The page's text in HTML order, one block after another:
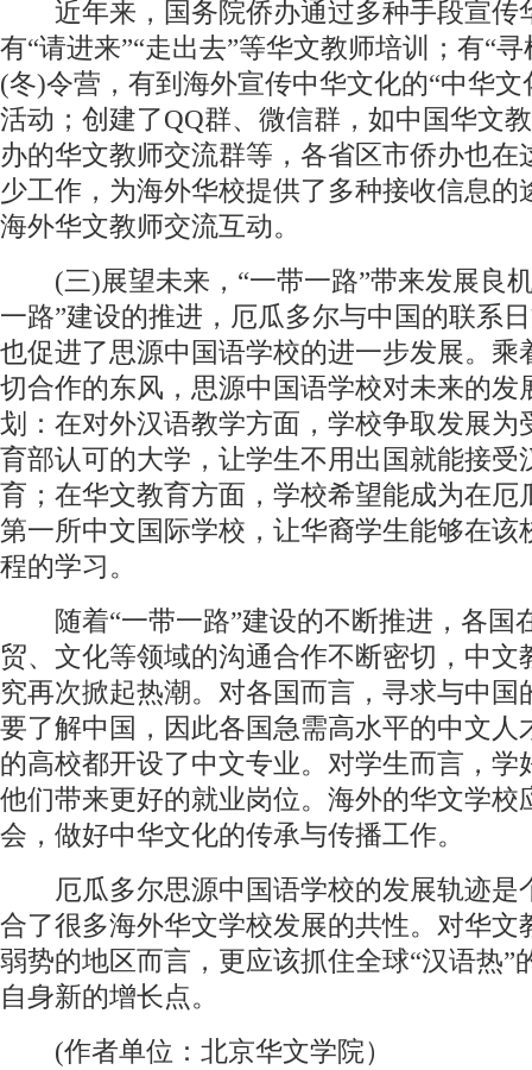
近年来，国务院侨办通过多种手段宣传
有“请进来”“走出去”等华文教师培训；有“
(冬)令营，有到海外宣传中华文化的“中华文
活动；创建了QQ群、微信群，如中国华文
办的华文教师交流群等，各省区市侨办也在
少工作，为海外华校提供了多种接收信息的
海外华文教师交流互动。
(三)展望未来，“一带一路”带来发展良
一路”建设的推进，厄瓜多尔与中国的联系
也促进了思源中国语学校的进一步发展。乘
切合作的东风，思源中国语学校对未来的发
划：在对外汉语教学方面，学校争取发展为
育部认可的大学，让学生不用出国就能接受
育；在华文教育方面，学校希望能成为在厄
第一所中文国际学校，让华裔学生能够在该
程的学习。
随着“一带一路”建设的不断推进，各国
贸、文化等领域的沟通合作不断密切，中文
究再次掀起热潮。对各国而言，寻求与中国
要了解中国，因此各国急需高水平的中文人
的高校都开设了中文专业。对学生而言，学
他们带来更好的就业岗位。海外的华文学校
会，做好中华文化的传承与传播工作。
厄瓜多尔思源中国语学校的发展轨迹是
合了很多海外华文学校发展的共性。对华文
弱势的地区而言，更应该抓住全球“汉语热”
自身新的增长点。
(作者单位：北京华文学院）